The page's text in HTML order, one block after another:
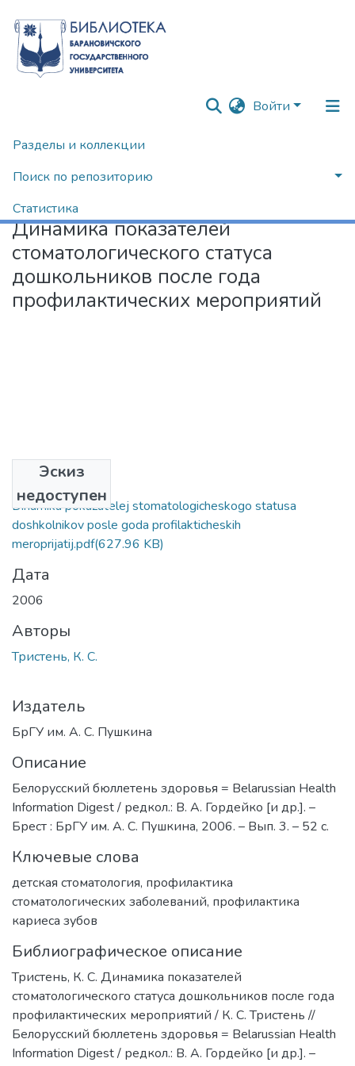
Войти
Разделы и коллекции
Поиск по репозиторию
Статистика
Главная
Научные публикации
Динамика показателей
стоматологического статуса
дошкольников после года
профилактических мероприятий
Эскиз
недоступен
Файлы
Dinamika pokazatelej stomatologicheskogo statusa
doshkolnikov posle goda profilakticheskih
meroprijatij.pdf(627.96 KB)
Дата
2006
Авторы
Тристень, К. С.
Издатель
БрГУ им. А. С. Пушкина
Описание
Белорусский бюллетень здоровья = Belarussian Health
Information Digest / редкол.: В. А. Гордейко [и др.]. –
Брест : БрГУ им. А. С. Пушкина, 2006. – Вып. 3. – 52 с.
Ключевые слова
детская стоматология, профилактика
стоматологических заболеваний, профилактика
кариеса зубов
Библиографическое описание
Тристень, К. С. Динамика показателей
стоматологического статуса дошкольников после года
профилактических мероприятий / К. С. Тристень //
Белорусский бюллетень здоровья = Belarussian Health
Information Digest / редкол.: В. А. Гордейко [и др.]. –